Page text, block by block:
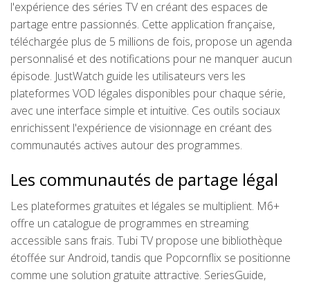
l'expérience des séries TV en créant des espaces de
partage entre passionnés. Cette application française,
téléchargée plus de 5 millions de fois, propose un agenda
personnalisé et des notifications pour ne manquer aucun
épisode. JustWatch guide les utilisateurs vers les
plateformes VOD légales disponibles pour chaque série,
avec une interface simple et intuitive. Ces outils sociaux
enrichissent l'expérience de visionnage en créant des
communautés actives autour des programmes.
Les communautés de partage légal
Les plateformes gratuites et légales se multiplient. M6+
offre un catalogue de programmes en streaming
accessible sans frais. Tubi TV propose une bibliothèque
étoffée sur Android, tandis que Popcornflix se positionne
comme une solution gratuite attractive. SeriesGuide,